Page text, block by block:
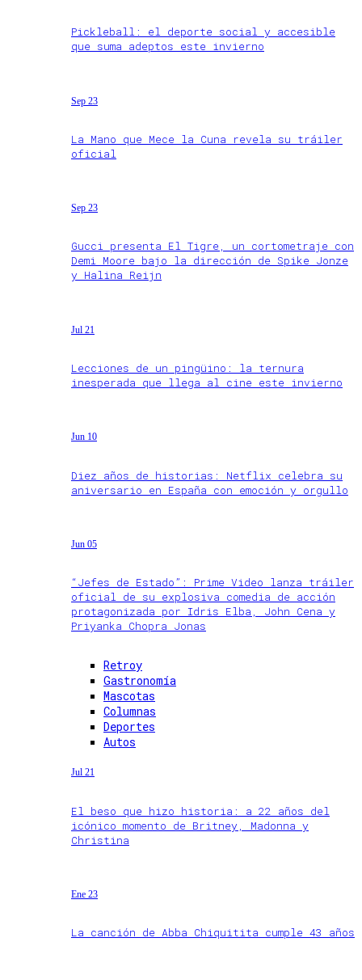
Pickleball: el deporte social y accesible
que suma adeptos este invierno
Sep 23
La Mano que Mece la Cuna revela su tráiler
oficial
Sep 23
Gucci presenta El Tigre, un cortometraje con
Demi Moore bajo la dirección de Spike Jonze
y Halina Reijn
Jul 21
Lecciones de un pingüino: la ternura
inesperada que llega al cine este invierno
Jun 10
Diez años de historias: Netflix celebra su
aniversario en España con emoción y orgullo
Jun 05
“Jefes de Estado”: Prime Video lanza tráiler
oficial de su explosiva comedia de acción
protagonizada por Idris Elba, John Cena y
Priyanka Chopra Jonas
Retroy
Gastronomía
Mascotas
Columnas
Deportes
Autos
Jul 21
El beso que hizo historia: a 22 años del
icónico momento de Britney, Madonna y
Christina
Ene 23
La canción de Abba Chiquitita cumple 43 años